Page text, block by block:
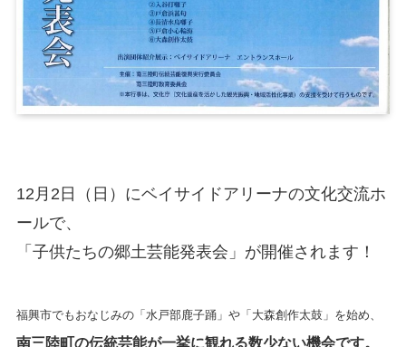
12月2日（日）にベイサイドアリーナの文化交流ホ
ールで、
「子供たちの郷土芸能発表会」が開催されます！
福興市でもおなじみの「水戸部鹿子踊」や「大森創作太鼓」を始め、
南三陸町の伝統芸能が一挙に観れる数少ない機会です。